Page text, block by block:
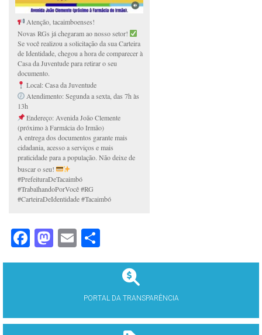
Atenção, tacaimboenses!
Novas RGs já chegaram ao nosso setor!
Se você realizou a solicitação da sua Carteira
de Identidade, chegou a hora de comparecer à
Casa da Juventude para retirar o seu
documento.
Local: Casa da Juventude
Atendimento: Segunda a sexta, das 7h às
13h
Endereço: Avenida João Clemente
(próximo à Farmácia do Irmão)
A entrega dos documentos garante mais
cidadania, acesso a serviços e mais
praticidade para a população. Não deixe de
buscar o seu!
#PrefeituraDeTacaimbó
#TrabalhandoPorVocê #RG
#CarteiraDeIdentidade #Tacaimbó
Facebook
Mastodon
Email
PORTAL DA TRANSPARÊNCIA